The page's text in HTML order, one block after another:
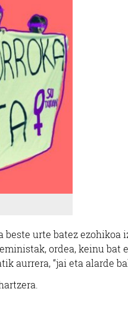
urte batez ezohikoa
ordea, keinu bat
aurrera, “jai eta alarde